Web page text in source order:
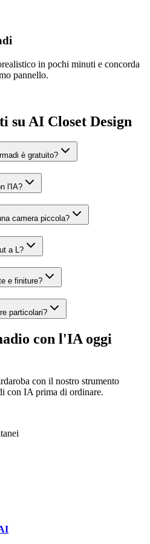
in pochi minuti e concorda
pannello.
su AI Closet Design
è gratuito?
l'IA?
camera piccola?
a L?
e finiture?
particolari?
con l'IA oggi
con il nostro strumento
con IA prima di ordinare.